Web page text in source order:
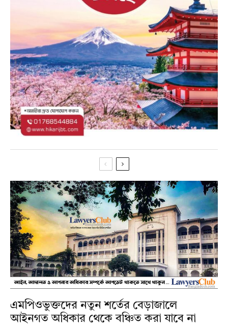
এমপিওভুক্তদের নতুন শর্তের বেড়াজালে
আইনগত অধিকার থেকে বঞ্চিত করা যাবে না